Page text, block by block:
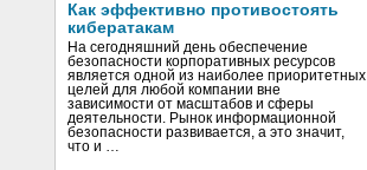
Как эффективно противостоять
кибератакам
На сегодняшний день обеспечение
безопасности корпоративных ресурсов
является одной из наиболее приоритетных
целей для любой компании вне
зависимости от масштабов и сферы
деятельности. Рынок информационной
безопасности развивается, а это значит,
что и …